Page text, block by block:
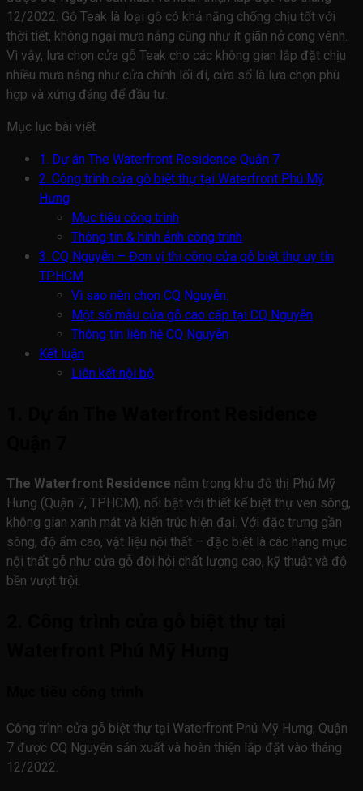
12/2022. Gỗ Teak là loại gỗ có khả năng chống chịu tốt với
thời tiết, không ngại mưa nắng cũng như ít giãn nở cong vênh.
Vì vậy, lựa chọn cửa gỗ Teak cho các không gian lắp đặt chịu
nhiều mưa nắng như cửa chính lối đi, cửa sổ là lựa chọn phù
hợp và xứng đáng để đầu tư.
Mục lục bài viết
1. Dự án The Waterfront Residence Quận 7
2. Công trình cửa gỗ biệt thự tại Waterfront Phú Mỹ
Hưng
Mục tiêu công trình
Thông tin & hình ảnh công trình
3. CQ Nguyễn – Đơn vị thi công cửa gỗ biệt thự uy tín
TP.HCM
Vì sao nên chọn CQ Nguyễn:
Một số mẫu cửa gỗ cao cấp tại CQ Nguyễn
Thông tin liên hệ CQ Nguyễn
Kết luận
Liên kết nội bộ
The Waterfront Residence nằm trong khu đô thị Phú Mỹ
Hưng (Quận 7, TP.HCM), nổi bật với thiết kế biệt thự ven sông,
không gian xanh mát và kiến trúc hiện đại. Với đặc trưng gần
sông, độ ẩm cao, vật liệu nội thất – đặc biệt là các hạng mục
nội thất gỗ như cửa gỗ đòi hỏi chất lượng cao, kỹ thuật và độ
bền vượt trội.
Công trình cửa gỗ biệt thự tại Waterfront Phú Mỹ Hưng, Quận
7 được CQ Nguyễn sản xuất và hoàn thiện lắp đặt vào tháng
12/2022.